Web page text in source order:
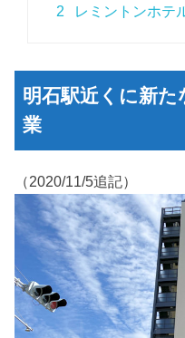
2 レミントンホテ
明石駅近くに新
業
（2020/11/5追記）